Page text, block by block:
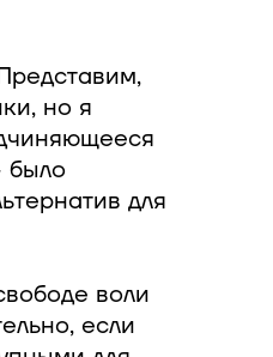
но я
было
для
воли
если